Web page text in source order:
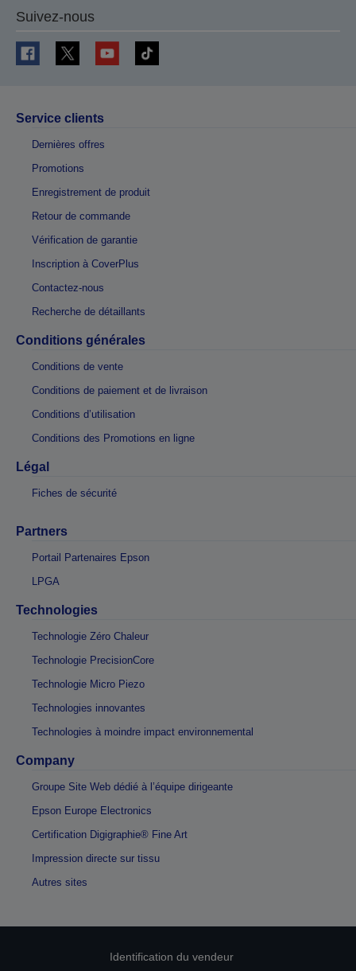
Suivez-nous
Service clients
Dernières offres
Promotions
Enregistrement de produit
Retour de commande
Vérification de garantie
Inscription à CoverPlus
Contactez-nous
Recherche de détaillants
Conditions générales
Conditions de vente
Conditions de paiement et de livraison
Conditions d’utilisation
Conditions des Promotions en ligne
Légal
Fiches de sécurité
Partners
Portail Partenaires Epson
LPGA
Technologies
Technologie Zéro Chaleur
Technologie PrecisionCore
Technologie Micro Piezo
Technologies innovantes
Technologies à moindre impact environnemental
Company
Groupe Site Web dédié à l’équipe dirigeante
Epson Europe Electronics
Certification Digigraphie® Fine Art
Impression directe sur tissu
Autres sites
Identification du vendeur